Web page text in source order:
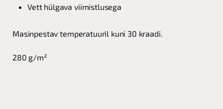
Vett hülgava viimistlusega
Masinpestav temperatuuril kuni 30 kraadi.
280 g/m²